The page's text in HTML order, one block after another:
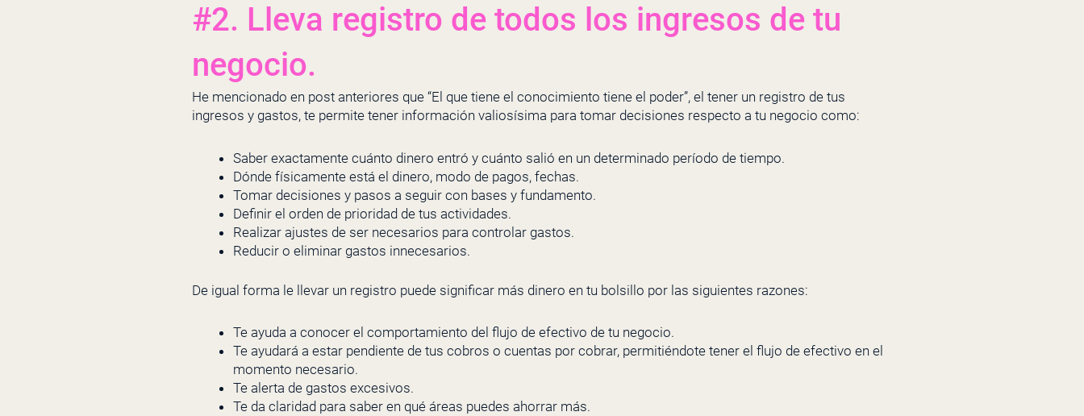
#2. Lleva registro de todos los ingresos de tu
negocio.
He mencionado en post anteriores que “El que tiene el conocimiento tiene el poder”, el tener un registro de tus
ingresos y gastos, te permite tener información valiosísima para tomar decisiones respecto a tu negocio como:
Saber exactamente cuánto dinero entró y cuánto salió en un determinado período de tiempo.
Dónde físicamente está el dinero, modo de pagos, fechas.
Tomar decisiones y pasos a seguir con bases y fundamento.
Definir el orden de prioridad de tus actividades.
Realizar ajustes de ser necesarios para controlar gastos.
Reducir o eliminar gastos innecesarios.
De igual forma le llevar un registro puede significar más dinero en tu bolsillo por las siguientes razones:
Te ayuda a conocer el comportamiento del flujo de efectivo de tu negocio.
Te ayudará a estar pendiente de tus cobros o cuentas por cobrar, permitiéndote tener el flujo de efectivo en el
momento necesario.
Te alerta de gastos excesivos.
Te da claridad para saber en qué áreas puedes ahorrar más.